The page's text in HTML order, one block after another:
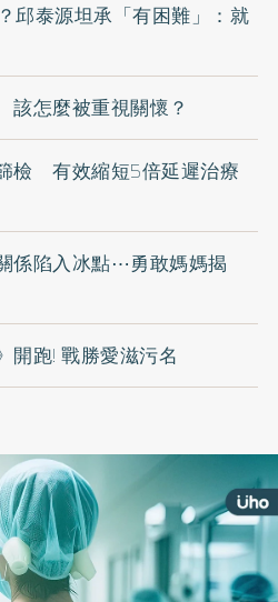
邱泰源坦承「有困難」：就
怎麼被重視關懷？
檢 有效縮短5倍延遲治療
係陷入冰點⋯勇敢媽媽揭
開跑! 戰勝愛滋污名